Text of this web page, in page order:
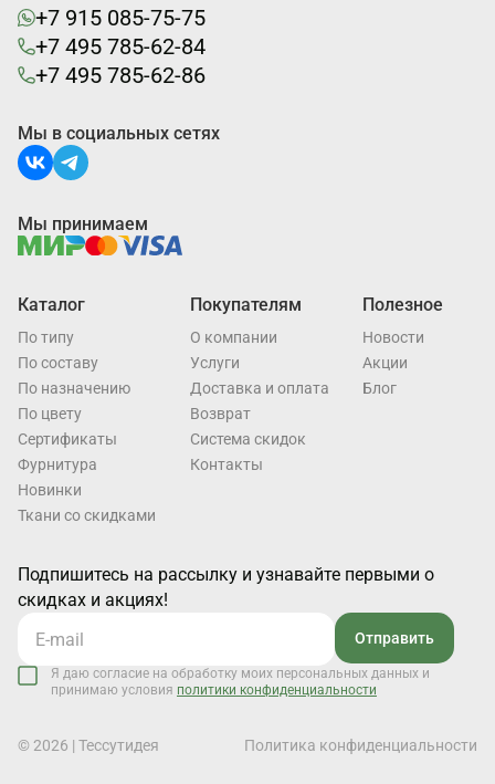
+7 915 085-75-75
+7 495 785-62-84
+7 495 785-62-86
Каталог
По типу
По составу
По назначению
По цвету
Cертификаты
Фурнитура
Новинки
Ткани со скидками
Покупателям
О компании
Услуги
Доставка и оплата
Возврат
Система скидок
Контакты
Полезное
Новости
Акции
Блог
Подпишитесь на рассылку и узнавайте первыми о
скидках и акциях!
Отправить
Я даю согласие на обработку моих персональных данных и
принимаю условия политики конфиденциальности
Мы в социальных сетях
Мы принимаем
© 2026 | Тессутидея Политика конфиденциальности